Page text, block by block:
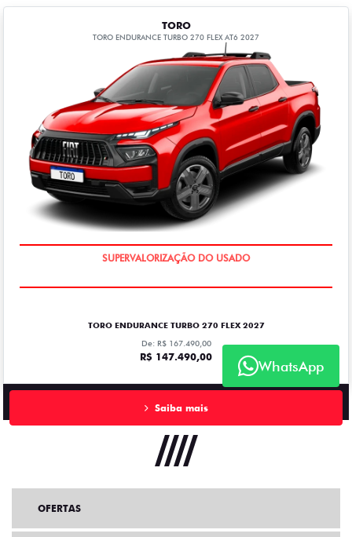
TORO
TORO ENDURANCE TURBO 270 FLEX AT6 2027
COM USADO NA TROCA
TORO ENDURANCE TURBO 270 FLEX 2027
De: R$ 167.490,00
R$ 147.490,00
Saiba mais
WhatsApp
OFERTAS